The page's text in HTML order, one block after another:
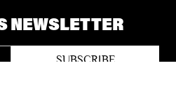
NEWSLETTER